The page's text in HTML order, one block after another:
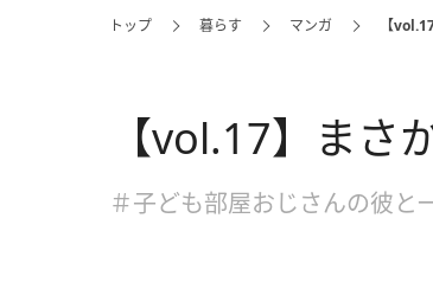
トップ 暮らす マンガ 【
【vol.17】まさ
＃子ども部屋おじさんの彼と